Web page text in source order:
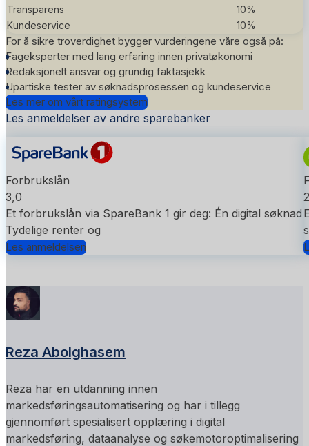
Transparens
10%
Kundeservice
10%
For å sikre troverdighet bygger vurderingene våre også på:
Fageksperter med lang erfaring innen privatøkonomi
Redaksjonelt ansvar og grundig faktasjekk
Upartiske tester av søknadsprosessen og kundeservice
Les mer om vårt ratingsystem
Les anmeldelser av andre sparebanker
Forbrukslån
3,0
Et forbrukslån via SpareBank 1 gir deg: Én digital søknad
Tydelige renter og
Les anmeldelsen
Reza Abolghasem
Reza har en utdanning innen
markedsføringsautomatisering og har i tillegg
gjennomført spesialisert opplæring i digital
markedsføring, dataanalyse og søkemotoroptimalisering